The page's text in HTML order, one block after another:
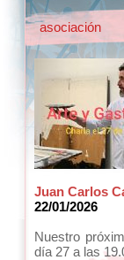
asociación
Juan Carlos
22/01/2026
Nuestro
día 27 a las